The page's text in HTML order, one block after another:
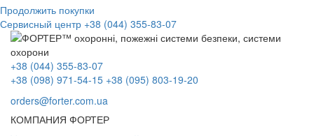
Продолжить покупки
Сервисный центр +38 (044) 355-83-07
+38 (044) 355-83-07
+38 (098) 971-54-15 +38 (095) 803-19-20
orders@forter.com.ua
КОМПАНИЯ ФОРТЕР